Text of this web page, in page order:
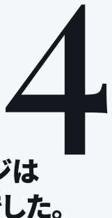
は
た。